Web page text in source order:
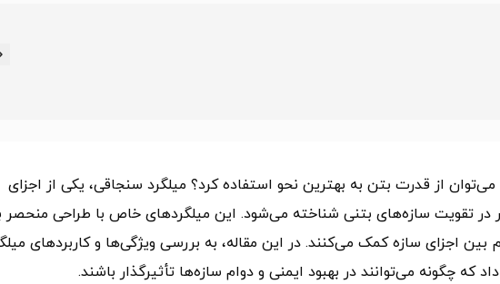
می‌توان از قدرت بتن به بهترین نحو استفاده کرد؟ میلگرد سنجاقی، یکی از اجزای
در تقویت سازه‌های بتنی شناخته می‌شود. این میلگردهای خاص با طراحی منحصر
اجزای سازه کمک می‌کنند. در این مقاله، به بررسی ویژگی‌ها و کاربردهای
چگونه می‌توانند در بهبود ایمنی و دوام سازه‌ها تأثیرگذار باشند.